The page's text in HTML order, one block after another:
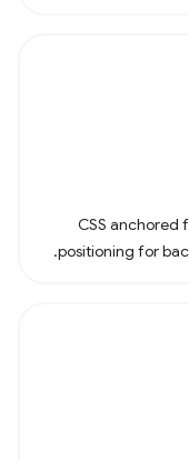
CSS anchored
positioning for